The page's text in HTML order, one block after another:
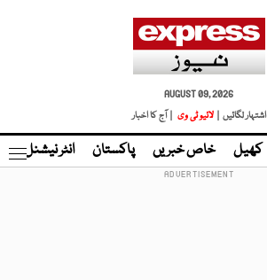
AUGUST 09, 2026
اشتہار لگائیں |
لائیو ٹی وی | آج کا اخبار
کھیل خاص خبریں پاکستان انٹر نیشنل